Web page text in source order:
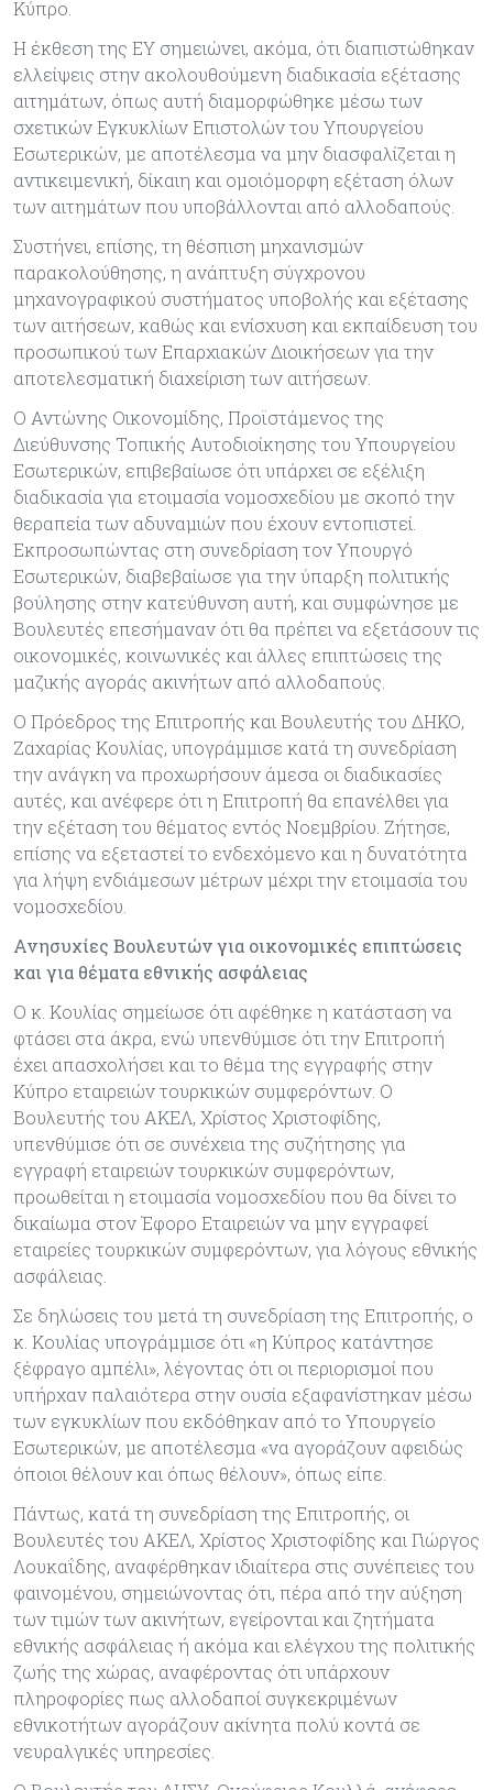
Κύπρο.
Η έκθεση της ΕΥ σημειώνει, ακόμα, ότι διαπιστώθηκαν
ελλείψεις στην ακολουθούμενη διαδικασία εξέτασης
αιτημάτων, όπως αυτή διαμορφώθηκε μέσω των
σχετικών Εγκυκλίων Επιστολών του Υπουργείου
Εσωτερικών, με αποτέλεσμα να μην διασφαλίζεται η
αντικειμενική, δίκαιη και ομοιόμορφη εξέταση όλων
των αιτημάτων που υποβάλλονται από αλλοδαπούς.
Συστήνει, επίσης, τη θέσπιση μηχανισμών
παρακολούθησης, η ανάπτυξη σύγχρονου
μηχανογραφικού συστήματος υποβολής και εξέτασης
των αιτήσεων, καθώς και ενίσχυση και εκπαίδευση του
προσωπικού των Επαρχιακών Διοικήσεων για την
αποτελεσματική διαχείριση των αιτήσεων.
Ο Αντώνης Οικονομίδης, Προϊστάμενος της
Διεύθυνσης Τοπικής Αυτοδιοίκησης του Υπουργείου
Εσωτερικών, επιβεβαίωσε ότι υπάρχει σε εξέλιξη
διαδικασία για ετοιμασία νομοσχεδίου με σκοπό την
θεραπεία των αδυναμιών που έχουν εντοπιστεί.
Εκπροσωπώντας στη συνεδρίαση τον Υπουργό
Εσωτερικών, διαβεβαίωσε για την ύπαρξη πολιτικής
βούλησης στην κατεύθυνση αυτή, και συμφώνησε με
Βουλευτές επεσήμαναν ότι θα πρέπει να εξετάσουν τις
οικονομικές, κοινωνικές και άλλες επιπτώσεις της
μαζικής αγοράς ακινήτων από αλλοδαπούς.
Ο Πρόεδρος της Επιτροπής και Βουλευτής του ΔΗΚΟ,
Ζαχαρίας Κουλίας, υπογράμμισε κατά τη συνεδρίαση
την ανάγκη να προχωρήσουν άμεσα οι διαδικασίες
αυτές, και ανέφερε ότι η Επιτροπή θα επανέλθει για
την εξέταση του θέματος εντός Νοεμβρίου. Ζήτησε,
επίσης να εξεταστεί το ενδεχόμενο και η δυνατότητα
για λήψη ενδιάμεσων μέτρων μέχρι την ετοιμασία του
νομοσχεδίου.
Ανησυχίες Βουλευτών για οικονομικές επιπτώσεις
και για θέματα εθνικής ασφάλειας
Ο κ. Κουλίας σημείωσε ότι αφέθηκε η κατάσταση να
φτάσει στα άκρα, ενώ υπενθύμισε ότι την Επιτροπή
έχει απασχολήσει και το θέμα της εγγραφής στην
Κύπρο εταιρειών τουρκικών συμφερόντων. Ο
Βουλευτής του ΑΚΕΛ, Χρίστος Χριστοφίδης,
υπενθύμισε ότι σε συνέχεια της συζήτησης για
εγγραφή εταιρειών τουρκικών συμφερόντων,
προωθείται η ετοιμασία νομοσχεδίου που θα δίνει το
δικαίωμα στον Έφορο Εταιρειών να μην εγγραφεί
εταιρείες τουρκικών συμφερόντων, για λόγους εθνικής
ασφάλειας.
Σε δηλώσεις του μετά τη συνεδρίαση της Επιτροπής, ο
κ. Κουλίας υπογράμμισε ότι «η Κύπρος κατάντησε
ξέφραγο αμπέλι», λέγοντας ότι οι περιορισμοί που
υπήρχαν παλαιότερα στην ουσία εξαφανίστηκαν μέσω
των εγκυκλίων που εκδόθηκαν από το Υπουργείο
Εσωτερικών, με αποτέλεσμα «να αγοράζουν αφειδώς
όποιοι θέλουν και όπως θέλουν», όπως είπε.
Πάντως, κατά τη συνεδρίαση της Επιτροπής, οι
Βουλευτές του ΑΚΕΛ, Χρίστος Χριστοφίδης και Γιώργος
Λουκαΐδης, αναφέρθηκαν ιδιαίτερα στις συνέπειες του
φαινομένου, σημειώνοντας ότι, πέρα από την αύξηση
των τιμών των ακινήτων, εγείρονται και ζητήματα
εθνικής ασφάλειας ή ακόμα και ελέγχου της πολιτικής
ζωής της χώρας, αναφέροντας ότι υπάρχουν
πληροφορίες πως αλλοδαποί συγκεκριμένων
εθνικοτήτων αγοράζουν ακίνητα πολύ κοντά σε
νευραλγικές υπηρεσίες.